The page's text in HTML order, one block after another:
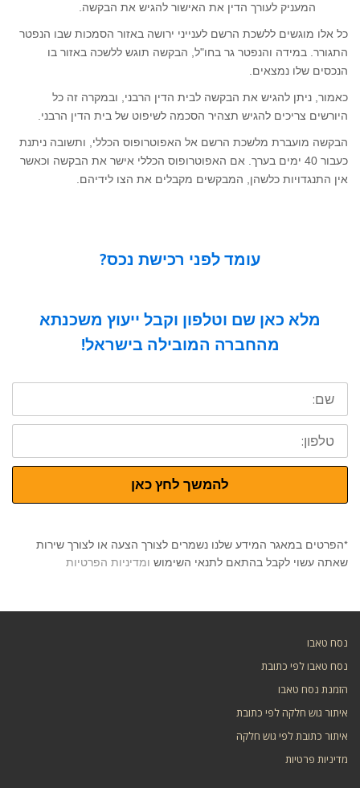
המעניק לעורך הדין את האישור להגיש את הבקשה.
כל אלו מוגשים ללשכת הרשם לענייני ירושה באזור הסמכות שבו הנפטר
התגורר. במידה והנפטר גר בחו"ל, הבקשה תוגש ללשכה באזור בו
הנכסים שלו נמצאים.
כאמור, ניתן להגיש את הבקשה לבית הדין הרבני, ובמקרה זה כל
היורשים צריכים להגיש תצהיר הסכמה לשיפוט של בית הדין הרבני.
הבקשה מועברת מלשכת הרשם אל האפוטרופוס הכללי, ותשובה ניתנת
כעבור 40 ימים בערך. אם האפוטרופוס הכללי אישר את הבקשה וכאשר
אין התנגדויות כלשהן, המבקשים מקבלים את הצו לידיהם.
עומד לפני רכישת נכס?
מלא כאן שם וטלפון וקבל ייעוץ משכנתא
מהחברה המובילה בישראל!
שם:
טלפון:
להמשך לחץ כאן
*הפרטים במאגר המידע שלנו נשמרים לצורך הצעה או לצורך שירות
שאתה עשוי לקבל בהתאם לתנאי השימוש ומדיניות הפרטיות
נסח טאבו
נסח טאבו לפי כתובת
הזמנת נסח טאבו
איתור גוש חלקה לפי כתובת
איתור כתובת לפי גוש חלקה
מדיניות פרטיות